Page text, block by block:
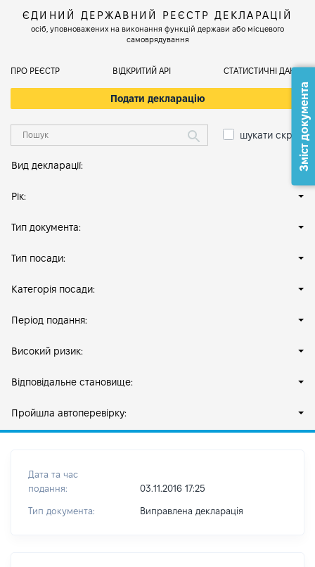
ЄДИНИЙ ДЕРЖАВНИЙ РЕЄСТР ДЕКЛАРАЦІЙ
осіб, уповноважених на виконання функцій держави або місцевого
самоврядування
ПРО РЕЄСТР ВІДКРИТИЙ АРІ СТАТИСТИЧНІ ДАНІ
Подати декларацію
шукати скрізь
Вид декларації:
Рік:
Тип документа:
Тип посади:
Категорія посади:
Період подання:
Високий ризик:
Відповідальне становище:
Пройшла автоперевірку:
Дата та час
подання:
03.11.2016 17:25
Тип документа: Виправлена декларація
Зміст документа